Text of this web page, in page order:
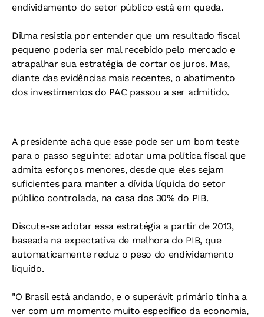
endividamento do setor público está em queda.
Dilma resistia por entender que um resultado fiscal
pequeno poderia ser mal recebido pelo mercado e
atrapalhar sua estratégia de cortar os juros. Mas,
diante das evidências mais recentes, o abatimento
dos investimentos do PAC passou a ser admitido.
A presidente acha que esse pode ser um bom teste
para o passo seguinte: adotar uma política fiscal que
admita esforços menores, desde que eles sejam
suficientes para manter a dívida líquida do setor
público controlada, na casa dos 30% do PIB.
Discute-se adotar essa estratégia a partir de 2013,
baseada na expectativa de melhora do PIB, que
automaticamente reduz o peso do endividamento
líquido.
"O Brasil está andando, e o superávit primário tinha a
ver com um momento muito específico da economia,